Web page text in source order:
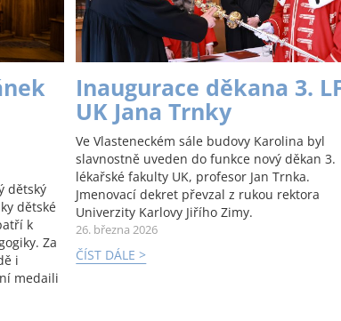
dětský
dětské
k
Za
i
medaili
Inaugurace děkana 3.
UK Jana Trnky
Ve Vlasteneckém sále budovy Karolina byl
slavnostně uveden do funkce nový děkan 3.
lékařské fakulty UK, profesor Jan Trnka.
Jmenovací dekret převzal z rukou rektora
Univerzity Karlovy Jiřího Zimy.
26. března 2026
ČÍST DÁLE >